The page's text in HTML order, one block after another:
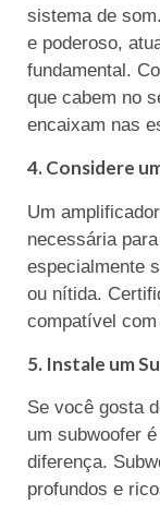
sistema de
e poderoso,
fundamental.
que cabem no
encaixam nas
4. Considere
Um
necessária
especialmente
ou nítida.
compatível
5. Instale um
Se você gosta
um subwoofer
diferença.
profundos e